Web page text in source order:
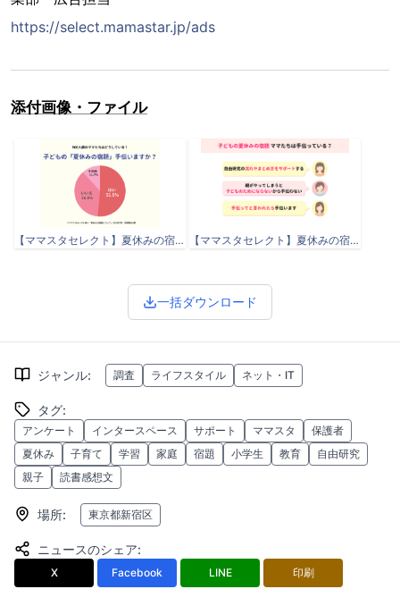
https://select.mamastar.jp/ads
添付画像・ファイル
【ママスタセレクト】夏休みの宿題を親が手伝うか_グラフ.png 【ママスタセレクト】夏休みの宿題を親が手伝うか_コメント.png
一括ダウンロード
ジャンル: 調査 ライフスタイル ネット・IT
タグ:
アンケート インタースペース サポート ママスタ
保護者
夏休み
子育て 学習 家庭 宿題 小学生 教育
自由研究
親子
読書感想文
場所: 東京都新宿区
ニュースのシェア:
X Facebook LINE 印刷